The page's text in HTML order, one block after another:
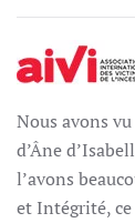
Nous avons
d’Âne
l’avons
et Intégrité, ce